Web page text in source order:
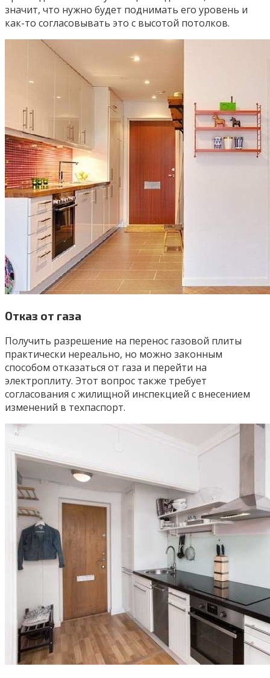
значит, что нужно будет поднимать его уровень и
как-то согласовывать это с высотой потолков.
Отказ от газа
Получить разрешение на перенос газовой плиты
практически нереально, но можно законным
способом отказаться от газа и перейти на
электроплиту. Этот вопрос также требует
согласования с жилищной инспекцией с внесением
изменений в техпаспорт.